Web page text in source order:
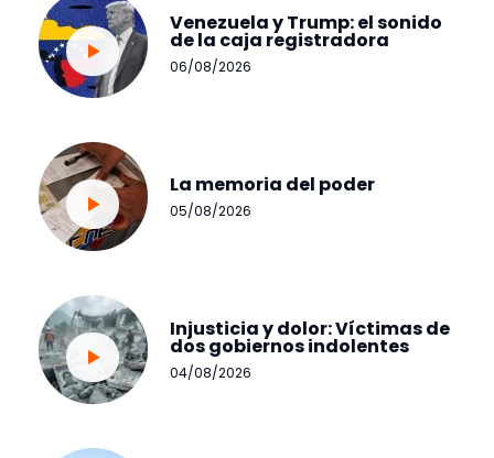
Venezuela y Trump: el sonido
de la caja registradora
06/08/2026
La memoria del poder
05/08/2026
Injusticia y dolor: Víctimas de
dos gobiernos indolentes
04/08/2026